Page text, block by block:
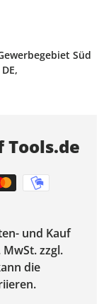
Süd
und Kauf
zzgl.
die